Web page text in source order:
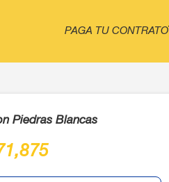
PAGA TU CONTRATO
Piedras Blancas